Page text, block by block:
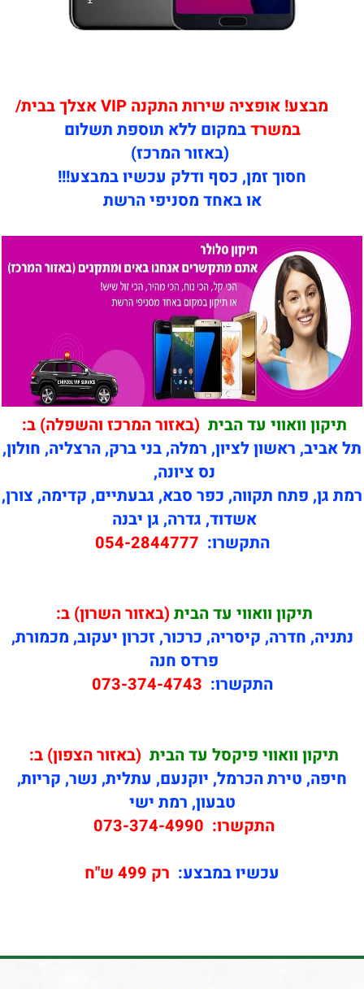
מבצע! אופציה שירות התקנה VIP אצלך בבית/
במשרדבמקום ללא תוספת תשלום
(באזור המרכז)
חסוך זמן, כסף ודלק עכשיו במבצע!!!
או באחד מסניפי הרשת
תיקון וואווי עד הבית (באזור המרכז והשפלה) ב:
תל אביב, ראשון לציון, רמלה, בני ברק, הרצליה, חולון,
נס ציונה,
רמת גן, פתח תקווה, כפר סבא, גבעתיים, קדימה, צורן,
אשדוד, גדרה, גן יבנה
התקשרו: 054-2844777
תיקון וואווי עד הבית (באזור השרון) ב:
נתניה, חדרה, קיסריה, כרכור, זכרון יעקוב, מכמורת,
פרדס חנה
התקשרו: 073-374-4743
תיקון וואווי פיקסל עד הבית (באזור הצפון) ב:
חיפה, טירת הכרמל, יוקנעם, עתלית, נשר, קריות,
טבעון, רמת ישי
התקשרו: 073-374-4990
עכשיו במבצע: רק 499 ש"ח